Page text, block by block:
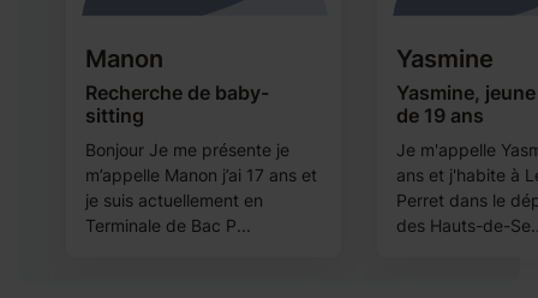
Manon
Recherche de baby-
sitting
Bonjour Je me présente je
m’appelle Manon j’ai 17 ans et
je suis actuellement en
Terminale de Bac P...
Yasmine
Yasmine,
de 19 ans
Je m'appelle
ans et j'habite à
Perret dans le
des Hauts-de-